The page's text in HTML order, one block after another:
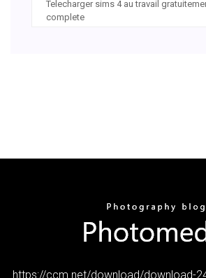
Telecharger sims 4 au travail
complete
https://ccm.net/download/download-